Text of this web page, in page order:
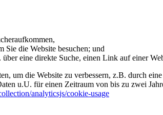
Sie die Website besuchen; und
eine direkte Suche, einen Link auf einer
um die Website zu verbessern, z.B. durch
u.U. für einen Zeitraum von bis zu zwei
analyticsjs/cookie-usage